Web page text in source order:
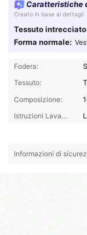
Caratteristiche
Creato in base ai dettagli
Tessuto
Forma normale:
Fodera:
Tessuto:
Composizione:
Istruzioni Lavaggio:
Informazioni di